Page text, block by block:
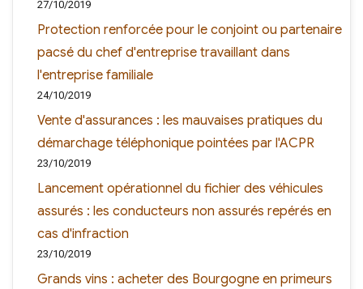
27/10/2019
Protection renforcée pour le conjoint ou partenaire
pacsé du chef d'entreprise travaillant dans
l'entreprise familiale
24/10/2019
Vente d'assurances : les mauvaises pratiques du
démarchage téléphonique pointées par l'ACPR
23/10/2019
Lancement opérationnel du fichier des véhicules
assurés : les conducteurs non assurés repérés en
cas d'infraction
23/10/2019
Grands vins : acheter des Bourgogne en primeurs